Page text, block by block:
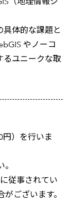
具体的な課題と
やノーコ
るユニークな取
）を行いま
従事されてい
ございます。